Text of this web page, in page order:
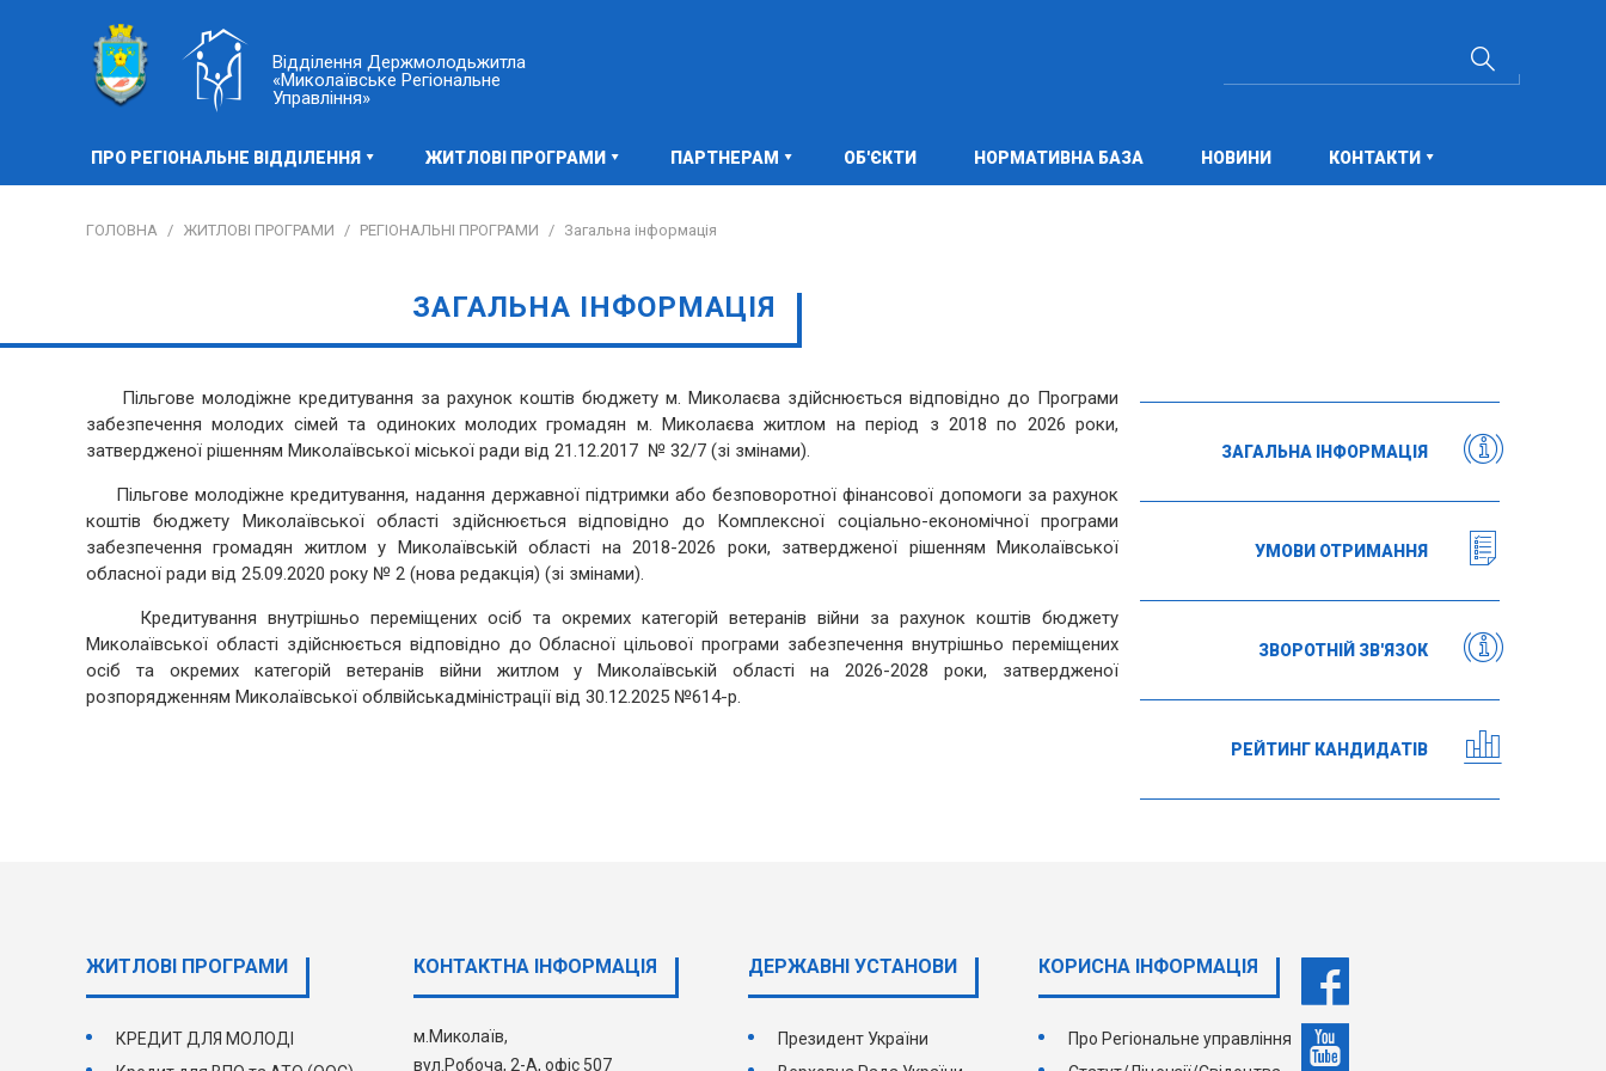
Відділення Держмолодьжитла
«Миколаївське Регіональне
Управління»
ПРО РЕГІОНАЛЬНЕ ВІДДІЛЕННЯ ЖИТЛОВІ ПРОГРАМИ ПАРТНЕРАМ ОБ'ЄКТИ НОРМАТИВНА БАЗА НОВИНИ КОНТАКТИ
ГОЛОВНА / ЖИТЛОВІ ПРОГРАМИ / РЕГІОНАЛЬНІ ПРОГРАМИ / Загальна інформація
ЗАГАЛЬНА ІНФОРМАЦІЯ
ЗАГАЛЬНА ІНФОРМАЦІЯ
УМОВИ ОТРИМАННЯ
ЗВОРОТНІЙ ЗВ'ЯЗОК
РЕЙТИНГ КАНДИДАТІВ
Пільгове молодіжне кредитування за рахунок коштів бюджету м. Миколаєва здійснюється відповідно до Програми
забезпечення молодих сімей та одиноких молодих громадян м. Миколаєва житлом на період з 2018 по 2026 роки,
затвердженої рішенням Миколаївської міської ради від 21.12.2017 № 32/7 (зі змінами).
Пільгове молодіжне кредитування, надання державної підтримки або безповоротної фінансової допомоги за рахунок
коштів бюджету Миколаївської області здійснюється відповідно до Комплексної соціально-економічної програми
забезпечення громадян житлом у Миколаївській області на 2018-2026 роки, затвердженої рішенням Миколаївської
обласної ради від 25.09.2020 року № 2 (нова редакція) (зі змінами).
Кредитування внутрішньо переміщених осіб та окремих категорій ветеранів війни за рахунок коштів бюджету
Миколаївської області здійснюється відповідно до Обласної цільової програми забезпечення внутрішньо переміщених
осіб та окремих категорій ветеранів війни житлом у Миколаївській області на 2026-2028 роки, затвердженої
розпорядженням Миколаївської облвійськадміністрації від 30.12.2025 №614-р.
ЖИТЛОВІ ПРОГРАМИ
КРЕДИТ ДЛЯ МОЛОДІ
КОНТАКТНА ІНФОРМАЦІЯ
м.Миколаїв,
вул.Робоча, 2-А, офіс 507
ДЕРЖАВНI УСТАНОВИ
Президент України
КОРИСНА ІНФОРМАЦІЯ
Про Регіональне управління